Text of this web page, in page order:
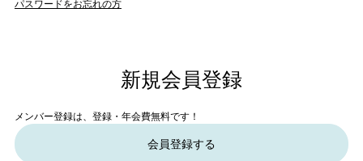
パスワードをお忘れの方
新規会員登録
メンバー登録は、登録・年会費無料です！
会員登録する